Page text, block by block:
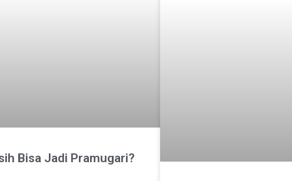
Bisa Jadi Pramugari?